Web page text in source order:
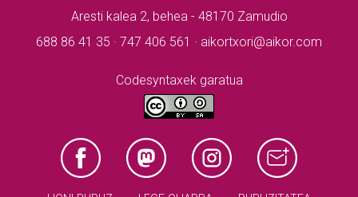
Aresti kalea 2, behea - 48170 Zamudio
688 86 41 35 · 747 406 561 · aikortxori@aikor.com
Codesyntaxek garatua